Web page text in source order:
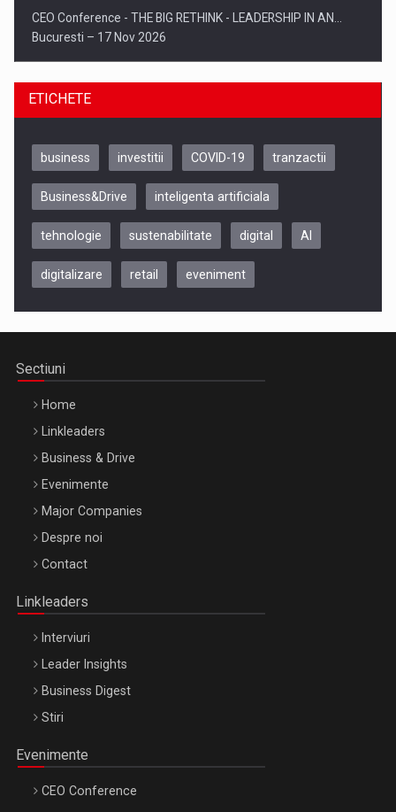
CEO Conference - THE BIG RETHINK - LEADERSHIP IN AN…
Bucuresti – 17 Nov 2026
Be Inspired. Make it Happen!, CLUJ, 9 Decembrie
Be Inspired. Make it Happen!, ARTEMIS LETO, ORADEA, 8
Octombrie
ETICHETE
business investitii COVID-19 tranzactii
Business&Drive inteligenta artificiala
tehnologie sustenabilitate digital AI
digitalizare retail eveniment
Sectiuni
Home
Linkleaders
Business & Drive
Evenimente
Major Companies
Despre noi
Contact
Linkleaders
Interviuri
Leader Insights
Business Digest
Stiri
Evenimente
CEO Conference